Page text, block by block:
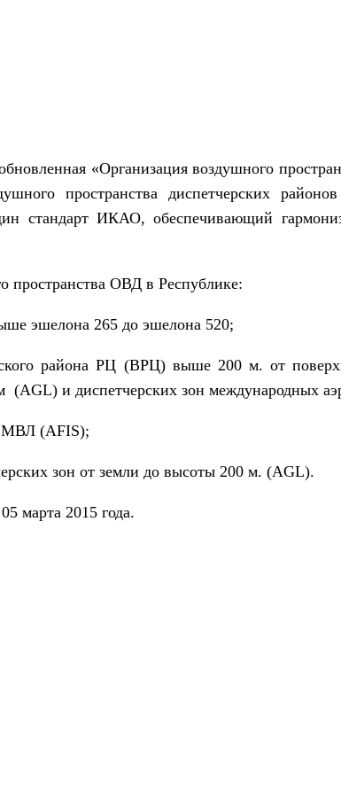
«Организация воздушного
пространства диспетчерских
стандарт ИКАО, обеспечивающий
пространства ОВД в Республике:
эшелона 265 до эшелона 520;
района РЦ (ВРЦ) выше 200 м. от
(AGL) и диспетчерских зон
МВЛ (AFIS);
зон от земли до высоты 200 м. (AGL).
марта 2015 года.